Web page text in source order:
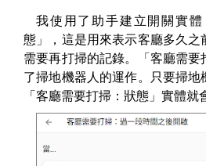
我使用了助手建立開關實
態」，這是用來表示客廳多久之
需要再打掃的記錄。「客廳需要
了掃地機器人的運作。只要掃地
「客廳需要打掃：狀態」實體就